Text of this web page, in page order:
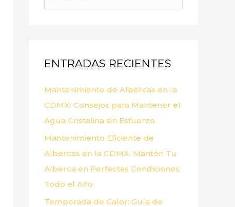
r
o
r
:
ENTRADAS RECIENTES
Mantenimiento de Albercas en la
CDMX: Consejos para Mantener el
Agua Cristalina sin Esfuerzo
Mantenimiento Eficiente de
Albercas en la CDMX: Mantén Tu
Alberca en Perfectas Condiciones
Todo el Año
Temporada de Calor: Guía de